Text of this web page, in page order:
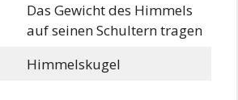
Das Gewicht des Himmels
auf seinen Schultern tragen
Himmelskugel